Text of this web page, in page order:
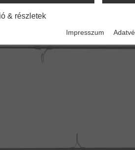
& részletek
Impresszum